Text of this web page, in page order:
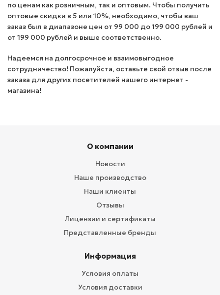
по ценам как розничным, так и оптовым. Чтобы получить
оптовые скидки в 5 или 10%, необходимо, чтобы ваш
заказ был в диапазоне цен от 99 000 до 199 000 рублей и
от 199 000 рублей и выше соответственно.
Надеемся на долгосрочное и взаимовыгодное
сотрудничество! Пожалуйста, оставьте свой отзыв после
заказа для других посетителей нашего интернет -
магазина!
О компании
Новости
Наше производство
Наши клиенты
Отзывы
Лицензии и сертификаты
Представленные бренды
Информация
Условия оплаты
Условия доставки